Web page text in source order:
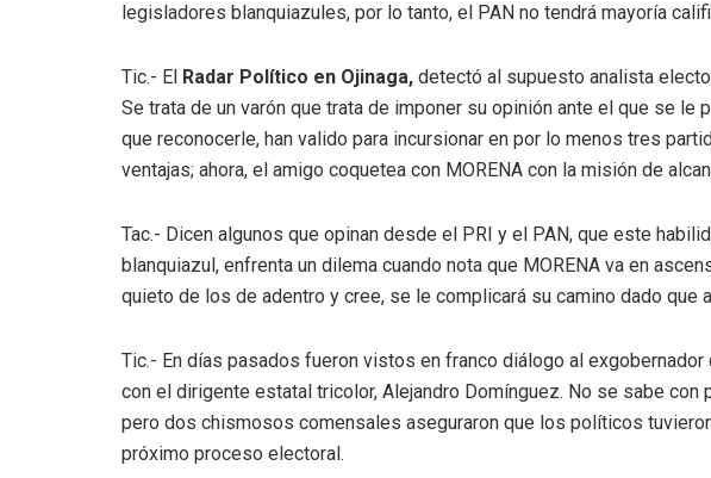
legisladores blanquiazules, por lo tanto, el PAN no tendrá mayoría
Tic.- El Radar Político en Ojinaga, detectó al supuesto analista
Se trata de un varón que trata de imponer su opinión ante el que se le
que reconocerle, han valido para incursionar en por lo menos tres
ventajas; ahora, el amigo coquetea con MORENA con la misión de
Tac.- Dicen algunos que opinan desde el PRI y el PAN, que este
blanquiazul, enfrenta un dilema cuando nota que MORENA va en
quieto de los de adentro y cree, se le complicará su camino dado que
Tic.- En días pasados fueron vistos en franco diálogo al exgobernador
con el dirigente estatal tricolor, Alejandro Domínguez. No se sabe con
pero dos chismosos comensales aseguraron que los políticos
próximo proceso electoral.